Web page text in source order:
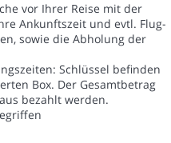
vor Ihrer Reise mit der
Ankunftszeit und evtl. Flug-
sowie die Abholung der
Schlüssel befinden
Box. Der Gesamtbetrag
bezahlt werden.